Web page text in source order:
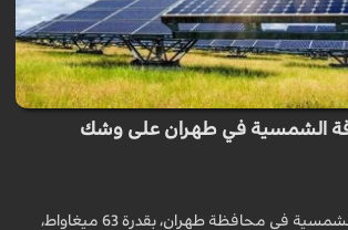
الشمسية في طهران على وشك
أكبر محطة للطاقة الشمسية في محافظة طهران، بقدرة 63 ميغاواط،